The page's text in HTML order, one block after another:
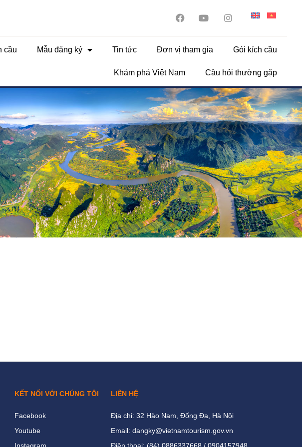
cầu Mẫu đăng ký Tin tức Đơn vị tham gia Gói kích cầu
Khám phá Việt Nam Câu hỏi thường gặp
KẾT NỐI VỚI CHÚNG TÔI
Facebook
Youtube
LIÊN HỆ
Địa chỉ: 32 Hào Nam, Đống Đa, Hà Nội
Email: dangky@vietnamtourism.gov.vn